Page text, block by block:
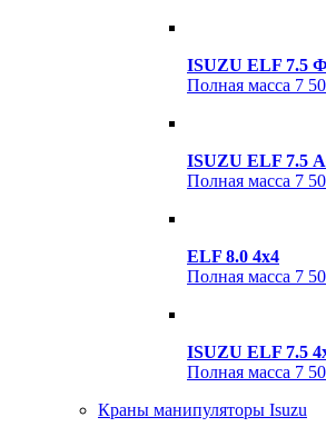
ISUZU ELF 7.5
Полная масса 7
ISUZU ELF 7.5
Полная масса 7
ELF 8.0 4x4
Полная масса 7
ISUZU ELF 7.5
Полная масса 7
Краны манипуляторы Isuzu